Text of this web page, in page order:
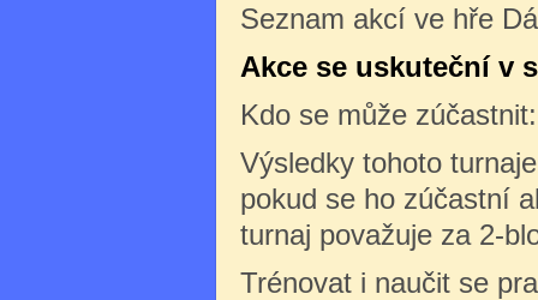
Seznam akcí ve hře
Akce se uskuteční v
Kdo se může
Výsledky tohoto
pokud se ho zúčastní
turnaj považuje za 2-
Trénovat i naučit se